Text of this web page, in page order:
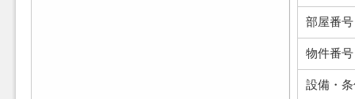
部屋番号
物件番号
設備・